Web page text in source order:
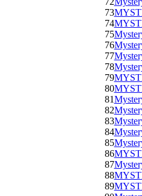
73
74
75
76
77
78
79
80
81
82
83
84
85
86
87
88
89